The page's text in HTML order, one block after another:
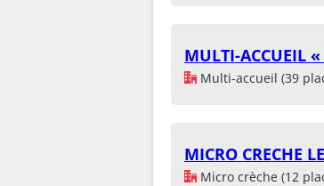
MULTI-ACCUEIL «
Multi-accueil (39
MICRO CRECHE
Micro crèche (12